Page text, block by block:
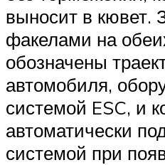
выносит в кювет.
факелами на
обозначены
автомобиля,
системой ESC, и
автоматически
системой при